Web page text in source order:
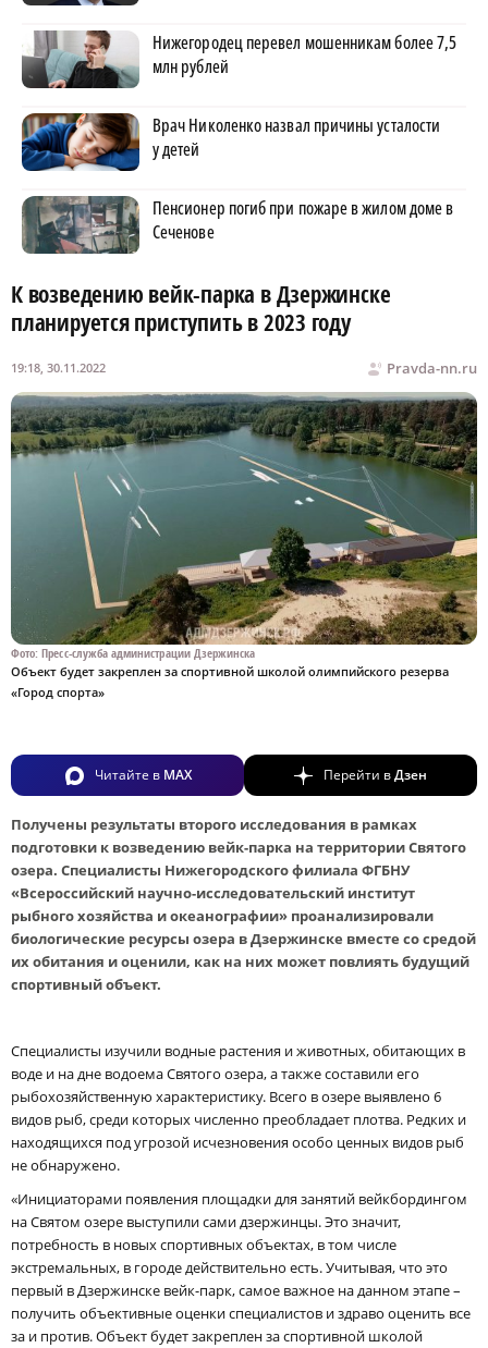
Нижегородец перевел мошенникам более 7,5
млн рублей
Врач Николенко назвал причины усталости
у детей
Пенсионер погиб при пожаре в жилом доме в
Сеченове
К возведению вейк-парка в Дзержинске
планируется приступить в 2023 году
Pravda-nn.ru
19:18, 30.11.2022
Фото: Пресс-служба администрации Дзержинска
Объект будет закреплен за спортивной школой олимпийского резерва
«Город спорта»
Читайте в MAX Перейти вДзен
Получены результаты второго исследования в рамках
подготовки к возведению вейк-парка на территории Святого
озера. Специалисты Нижегородского филиала ФГБНУ
«Всероссийский научно-исследовательский институт
рыбного хозяйства и океанографии» проанализировали
биологические ресурсы озера в Дзержинске вместе со средой
их обитания и оценили, как на них может повлиять будущий
спортивный объект.
Специалисты изучили водные растения и животных, обитающих в
воде и на дне водоема Святого озера, а также составили его
рыбохозяйственную характеристику. Всего в озере выявлено 6
видов рыб, среди которых численно преобладает плотва. Редких и
находящихся под угрозой исчезновения особо ценных видов рыб
не обнаружено.
«Инициаторами появления площадки для занятий вейкбордингом
на Святом озере выступили сами дзержинцы. Это значит,
потребность в новых спортивных объектах, в том числе
экстремальных, в городе действительно есть. Учитывая, что это
первый в Дзержинске вейк-парк, самое важное на данном этапе –
получить объективные оценки специалистов и здраво оценить все
за и против. Объект будет закреплен за спортивной школой